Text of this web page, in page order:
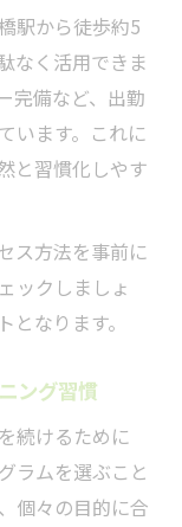
ルトレーニ
レーニング
ングサポー
理想の朝習
の秘訣
トレーニン
ーニングの
駅から徒歩約5
なく活用できま
完備など、出勤
います。これに
と習慣化しやす
ス方法を事前に
ックしましょ
なります。
ング習慣
続けるために
ラムを選ぶこと
個々の目的に合